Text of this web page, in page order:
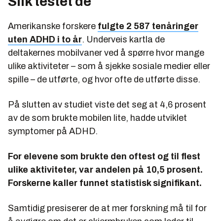
Amerikanske forskere fulgte 2 587 tenåringer
uten ADHD i to år. Underveis kartla de
deltakernes mobilvaner ved å spørre hvor mange
ulike aktiviteter – som å sjekke sosiale medier eller
spille – de utførte, og hvor ofte de utførte disse.
På slutten av studiet viste det seg at 4,6 prosent
av de som brukte mobilen lite, hadde utviklet
symptomer på ADHD.
For elevene som brukte den oftest og til flest
ulike aktiviteter, var andelen på 10,5 prosent.
Forskerne kaller funnet statistisk signifikant.
Samtidig presiserer de at mer forskning må til for